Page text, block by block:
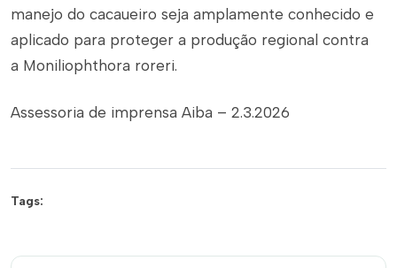
manejo do cacaueiro seja amplamente conhecido e
aplicado para proteger a produção regional contra
a Moniliophthora roreri.
Assessoria de imprensa Aiba – 2.3.2026
Tags: